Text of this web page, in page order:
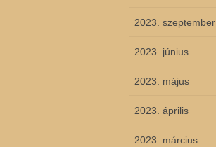
2023. szeptember
2023. június
2023. május
2023. április
2023. március